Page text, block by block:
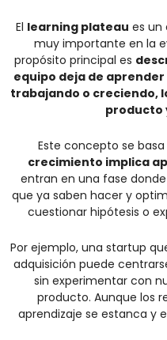
El learning plateau es un
muy importante en la
propósito principal es
equipo deja de
trabajando o creciendo,
producto
Este concepto se
crecimiento implica
entran en una fase
que ya saben hacer y
cuestionar hipótesis o
Por ejemplo, una startup
adquisición puede
sin experimentar con
producto. Aunque los
aprendizaje se estanca y